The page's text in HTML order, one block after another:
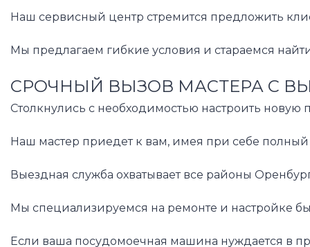
Наш сервисный центр стремится предложить
Мы предлагаем гибкие условия и стараемся
СРОЧНЫЙ ВЫЗОВ МАСТЕРА С
Столкнулись с необходимостью настроить
Наш мастер приедет к вам, имея при себе полный
Выездная служба охватывает все районы
Мы специализируемся на ремонте и настройке
Если ваша посудомоечная машина нуждается в